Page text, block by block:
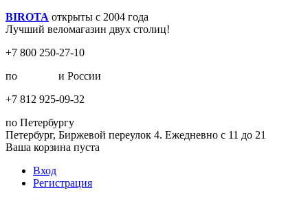
BIROTA открыты с 2004 года
Лучший веломагазин двух столиц!
+7 800 250-27-10
по
и России
+7 812 925-09-32
по Петербургу
Петербург, Биржевой переулок 4. Ежедневно с 11 до 21
Ваша корзина пуста
Вход
Регистрация